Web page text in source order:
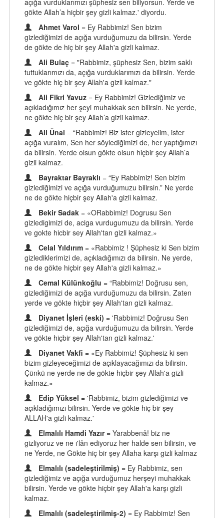
açığa vurduklarımızı şüphesiz sen biliyorsun. Yerde ve
gökte Allah’a hiçbir şey gizli kalmaz.' diyordu.
Ahmet Varol = Ey Rabbimiz! Sen bizim
gizlediğimizi de açığa vurduğumuzu da bilirsin. Yerde
de gökte de hiç bir şey Allah'a gizli kalmaz.
Ali Bulaç = "Rabbimiz, şüphesiz Sen, bizim saklı
tuttuklarımızı da, açığa vurduklarımızı da bilirsin. Yerde
ve gökte hiç bir şey Allah'a gizli kalmaz."
Ali Fikri Yavuz = Ey Rabbimiz! Gizlediğimiz ve
açıkladığımız her şeyi muhakkak sen bilirsin. Ne yerde,
ne gökte hiç bir şey Allah’a gizli kalmaz.
Ali Ünal = “Rabbimiz! Biz ister gizleyelim, ister
açığa vuralım, Sen her söylediğimizi de, her yaptığımızı
da bilirsin. Yerde olsun gökte olsun hiçbir şey Allah’a
gizli kalmaz.
Bayraktar Bayraklı = “Ey Rabbimiz! Sen bizim
gizlediğimizi ve açığa vurduğumuzu bilirsin.” Ne yerde
ne de gökte hiçbir şey Allah'a gizli kalmaz.
Bekir Sadak = «ORabbimiz! Dogrusu Sen
gizledigimizi de, aciga vurdugumuzu da bilirsin. Yerde
ve gokte hicbir sey Allah'tan gizli kalmaz.»
Celal Yıldırım = «Rabbimiz ! Şüphesiz ki Sen bizim
gizlediklerimizi de, açıkladığımızı da bilirsin. Ne yerde,
ne de gökte hiçbir şey Allah'a gizli kalmaz.»
Cemal Külünkoğlu = “Rabbimiz! Doğrusu sen,
gizlediğimizi de açığa vurduğumuzu da bilirsin. Zaten
yerde ve gökte hiçbir şey Allah'tan gizli kalmaz.
Diyanet İşleri (eski) = 'Rabbimiz! Doğrusu Sen
gizlediğimizi de, açığa vurduğumuzu da bilirsin. Yerde
ve gökte hiçbir şey Allah'tan gizli kalmaz.'
Diyanet Vakfi = «Ey Rabbimiz! Şüphesiz ki sen
bizim gizleyeceğimizi de açıklayacağımızı da bilirsin.
Çünkü ne yerde ne de gökte hiçbir şey Allah'a gizli
kalmaz.»
Edip Yüksel = 'Rabbimiz, bizim gizlediğimizi ve
açıkladığımızı bilirsin. Yerde ve gökte hiç bir şey
ALLAH'a gizli kalmaz.'
Elmalılı Hamdi Yazır = Yarabbenâ! biz ne
gizliyoruz ve ne ı'lân ediyoruz her halde sen bilirsin, ve
ne Yerde, ne Gökte hiç bir şey Allaha karşı gizli kalmaz
Elmalılı (sadeleştirilmiş) = Ey Rabbimiz, sen
gizlediğimiz ve açığa vurduğumuz herşeyi muhakkak
bilirsin. Yerde ve gökte hiçbir şey Allah'a karşı gizli
kalmaz.
Elmalılı (sadeleştirilmiş-2) = Ey Rabbimiz! Sen